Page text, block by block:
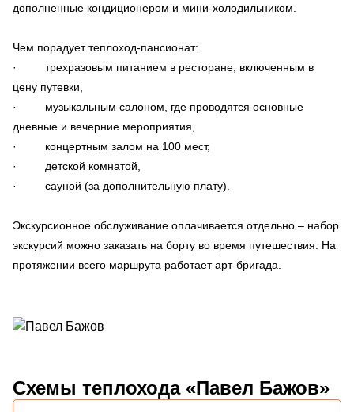
дополненные кондиционером и мини-холодильником.
Чем порадует теплоход-пансионат:
· трехразовым питанием в ресторане, включенным в
цену путевки,
· музыкальным салоном, где проводятся основные
дневные и вечерние мероприятия,
· концертным залом на 100 мест,
· детской комнатой,
· сауной (за дополнительную плату).
Экскурсионное обслуживание оплачивается отдельно – набор
экскурсий можно заказать на борту во время путешествия. На
протяжении всего маршрута работает арт-бригада.
Схемы теплохода «Павел Бажов»